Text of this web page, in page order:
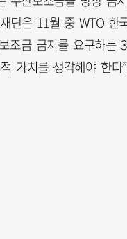
단은 11월 중 WTO
금 금지를 요구하는
가치를 생각해야 한다